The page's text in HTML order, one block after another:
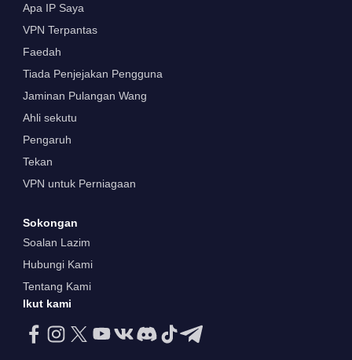
Apa IP Saya
VPN Terpantas
Faedah
Tiada Penjejakan Pengguna
Jaminan Pulangan Wang
Ahli sekutu
Pengaruh
Tekan
VPN untuk Perniagaan
Sokongan
Soalan Lazim
Hubungi Kami
Tentang Kami
Ikut kami